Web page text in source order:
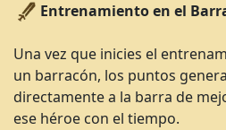
Entrenamientoen el
Una vez que inicies el
un barracón, los puntos
directamente a la barra de
ese héroe con el tiempo.